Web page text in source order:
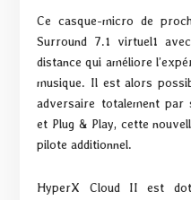
Ce casque-micro de
Surround 7.1 virtuel1
distance qui améliore
musique. Il est alors
adversaire totalement par
et Plug & Play, cette
pilote additionnel.
HyperX Cloud II est